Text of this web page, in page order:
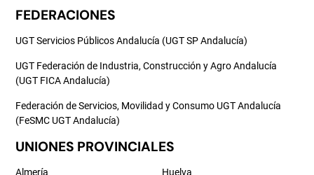
FEDERACIONES
UGT Servicios Públicos Andalucía (UGT SP Andalucía)
UGT Federación de Industria, Construcción y Agro Andalucía
(UGT FICA Andalucía)
Federación de Servicios, Movilidad y Consumo UGT Andalucía
(FeSMC UGT Andalucía)
UNIONES PROVINCIALES
Almería Huelva